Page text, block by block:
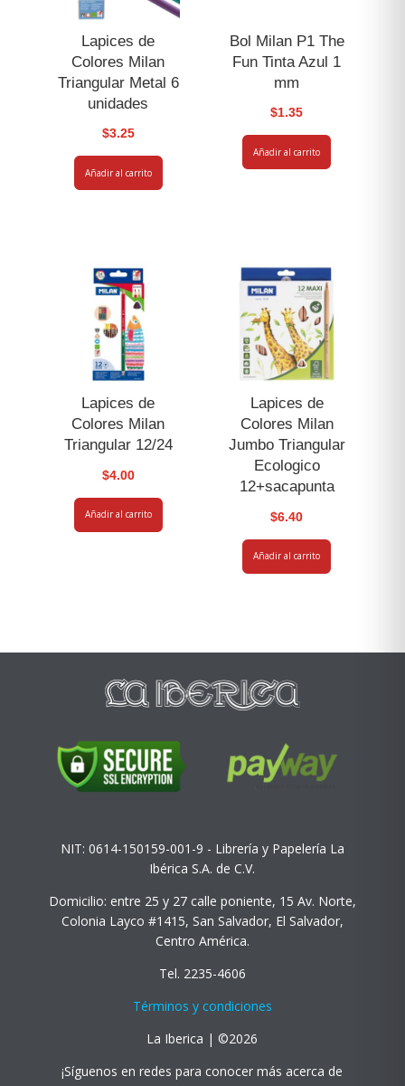
Lapices de
Colores Milan
Triangular Metal 6
unidades
$3.25
Añadir al carrito
Bol Milan P1 The
Fun Tinta Azul 1
mm
$1.35
Añadir al carrito
Lapices de
Colores Milan
Triangular 12/24
$4.00
Añadir al carrito
Lapices de
Colores Milan
Jumbo Triangular
Ecologico
12+sacapunta
$6.40
Añadir al carrito
NIT: 0614-150159-001-9 - Librería y Papelería La
Ibérica S.A. de C.V.
Domicilio: entre 25 y 27 calle poniente, 15 Av. Norte,
Colonia Layco #1415, San Salvador, El Salvador,
Centro América.
Tel. 2235-4606
Términos y condiciones
La Iberica | ©2026
¡Síguenos en redes para conocer más acerca de